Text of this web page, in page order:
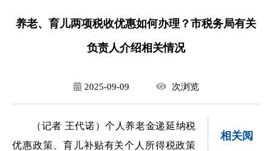
养老、育儿两项税收优惠如何办理？市税务局有关
负责人介绍相关情况
2025-09-09 次浏览
（记者 王代诺）个人养老金递延纳税
优惠政策、育儿补贴有关个人所得税政策
相关阅